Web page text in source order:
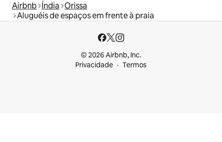
Airbnb Índia Orissa
Aluguéis de espaços em frente à praia
© 2026 Airbnb, Inc.
Privacidade
Termos